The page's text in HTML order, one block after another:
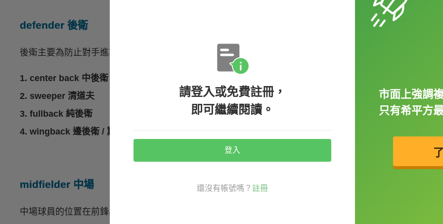
defender 後衛
後衛主要為防止對手進攻，並支援隊友。可再區分為以下四種：
1. center back 中後衛
2. sweeper 清道夫
3. fullback 純後衛
4. wingback 邊後衛 / 翼衛
midfielder 中場
中場球員的位置在前鋒與後衛之間，最主要的功能是控制球權，將球從後衛傳給前鋒。
請登入或免費註冊，
即可繼續閱讀。
登入
還沒有帳號嗎？ 註冊
市面上強調
只有希平方